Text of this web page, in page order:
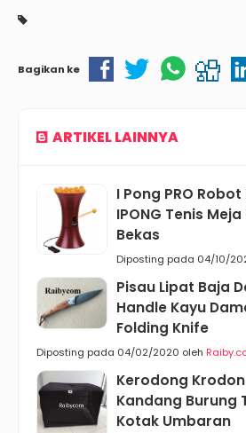
Bagikan ke
ARTIKEL LAINNYA
I Pong PRO
IPONG Tenis
Bekas
Diposting pada 04/10/
Pisau Lipat Baja
Handle Kayu
Folding Knife
Diposting pada 04/02/2020 oleh
Kerodong
Kandang Burung
Kotak Umbaran